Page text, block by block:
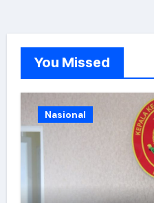
You Missed
Nasional